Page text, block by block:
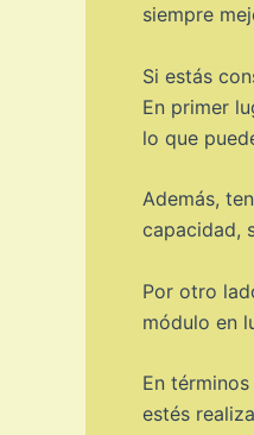
siempre
Si estás
En primer
lo que
Además,
capacidad,
Por otro
módulo en
En
estés